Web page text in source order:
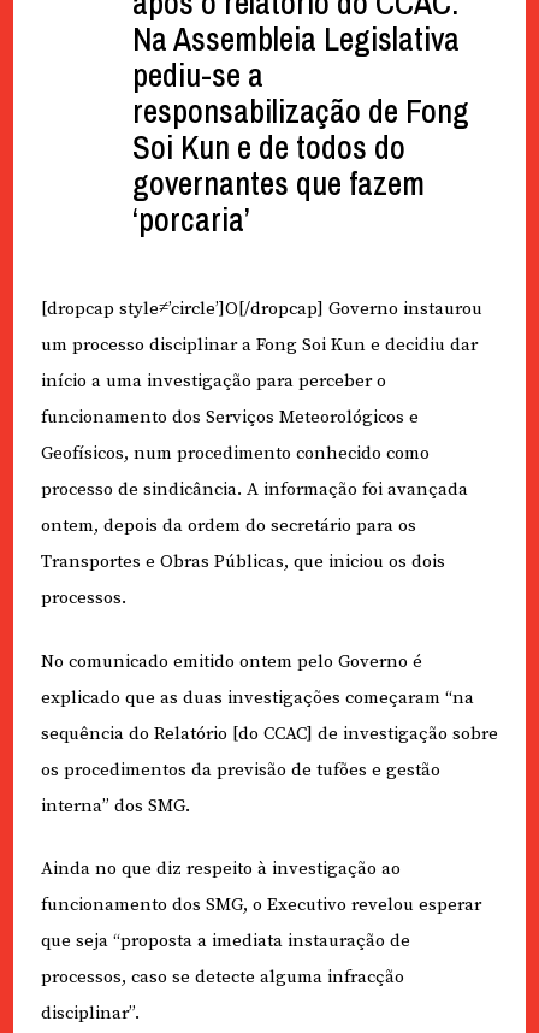
Na Assembleia Legislativa
pediu-se a
responsabilização de Fong
Soi Kun e de todos do
governantes que fazem
‘porcaria’
[dropcap style≠’circle’]O[/dropcap] Governo instaurou
um processo disciplinar a Fong Soi Kun e decidiu dar
início a uma investigação para perceber o
funcionamento dos Serviços Meteorológicos e
Geofísicos, num procedimento conhecido como
processo de sindicância. A informação foi avançada
ontem, depois da ordem do secretário para os
Transportes e Obras Públicas, que iniciou os dois
processos.
No comunicado emitido ontem pelo Governo é
explicado que as duas investigações começaram “na
sequência do Relatório [do CCAC] de investigação sobre
os procedimentos da previsão de tufões e gestão
interna” dos SMG.
Ainda no que diz respeito à investigação ao
funcionamento dos SMG, o Executivo revelou esperar
que seja “proposta a imediata instauração de
processos, caso se detecte alguma infracção
disciplinar”.